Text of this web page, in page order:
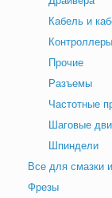
Кабель и
Контроллеры
Прочие
Разъемы
Частотные
Шаговые
Шпиндели
Все для
Фрезы